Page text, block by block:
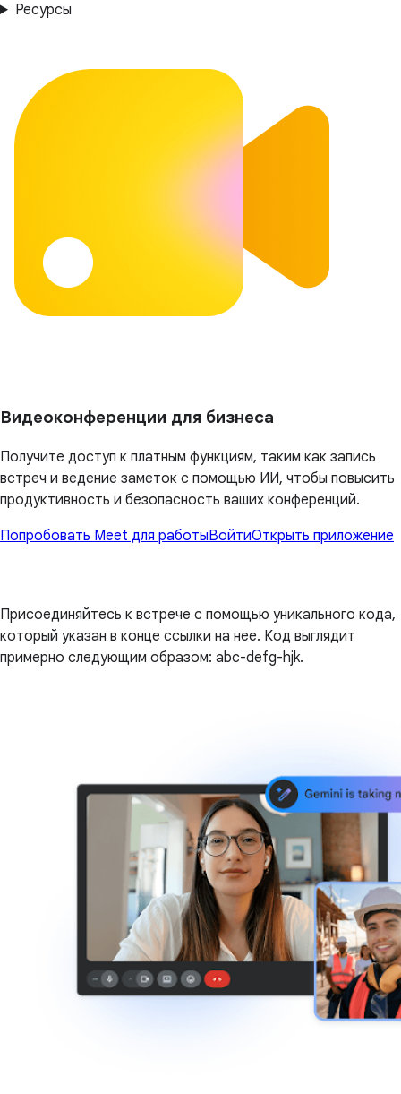
Ресурсы
Видеоконференции для бизнеса
Получите доступ к платным функциям, таким как запись
встреч и ведение заметок с помощью ИИ, чтобы повысить
продуктивность и безопасность ваших конференций.
Попробовать Meet для работыВойтиОткрыть приложение
Присоединяйтесь к встрече с помощью уникального кода,
который указан в конце ссылки на нее. Код выглядит
примерно следующим образом: abc-defg-hjk.